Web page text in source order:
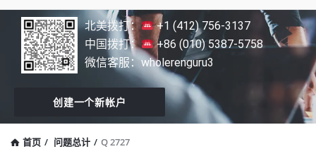
北美拨打：
+1 (412) 756-3137
中国拨打：
+86 (010) 5387-5758
微信客服：wholerenguru3
创建一个新帐户
首页 / 问题总计 / Q 2727